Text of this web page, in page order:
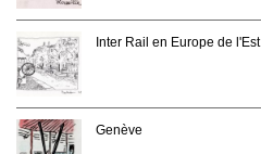
Inter Rail en Europe de l'Est
Genève